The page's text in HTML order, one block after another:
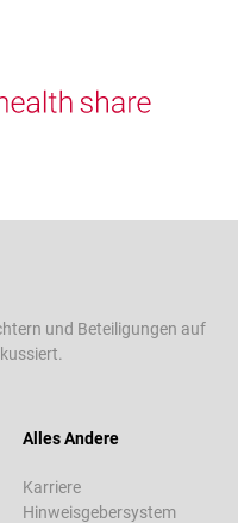
und Beteiligungen auf
Alles Andere
Karriere
Hinweisgebersystem